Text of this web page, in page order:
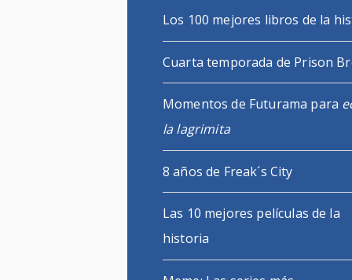
Los 100 mejores libros de la
Cuarta temporada de Prison
Momentos de Futurama para
la lagrimita
8 años de Freak´s City
Las 10 mejores películas de la
historia